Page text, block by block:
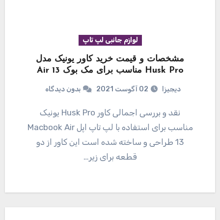
لوازم جانبی لپ تاپ
مشخصات و قیمت خرید کاور یونیک مدل
Husk Pro مناسب برای مک بوک Air 13
دیجیزا 02 آگوست 2021 بدون دیدگاه
نقد و بررسی اجمالی کاور Husk Pro یونیک
مناسب برای استفاده با لپ تاپ اپل Macbook Air
13 طراحی و ساخته شده است این کاور از دو
قطعه برای زیر…